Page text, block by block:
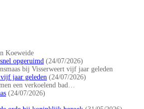
opgeruimd (24/07/2026)
jaar geleden (24/07/2026)
(24/07/2026)